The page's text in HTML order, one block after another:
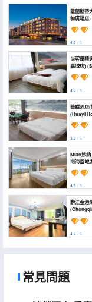
戴蘭斯蒂
物廣場店) (Dynasty
Hotel
4.7 / 5
尚客優精
鑫城店) (Shankee
4.4 / 5
華驛酒店
(Huayi
Minjiang))
3.2 / 5
Mian妙納
南海鑫城
4.3 / 5
黔江金港
Hotel)
4.4 / 5
常見問題